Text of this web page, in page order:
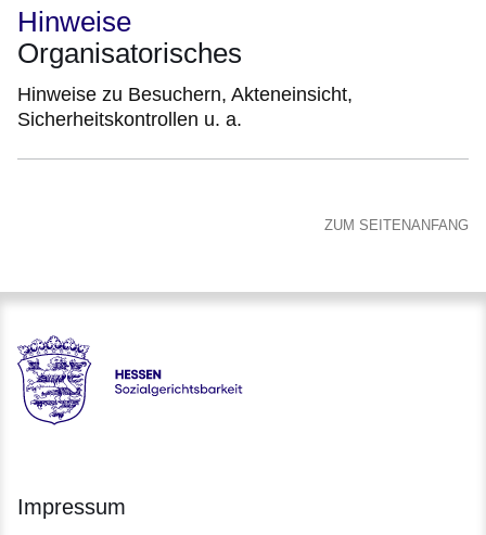
Hinweise
Organisatorisches
Hinweise zu Besuchern, Akteneinsicht,
Sicherheitskontrollen u. a.
ZUM SEITENANFANG
Hessen - Sozialgerichtsbarkeit Hessen
Impressum